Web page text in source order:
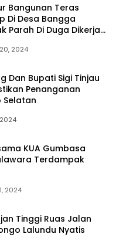
Bangunan Teras
Di Desa Bangga
Parah Di Duga Dikerja
2024
Dan Bupati Sigi Tinjau
Penanganan
Selatan
KUA Gumbasa
Terdampak
2024
Tinggi Ruas Jalan
Lalundu Nyatis